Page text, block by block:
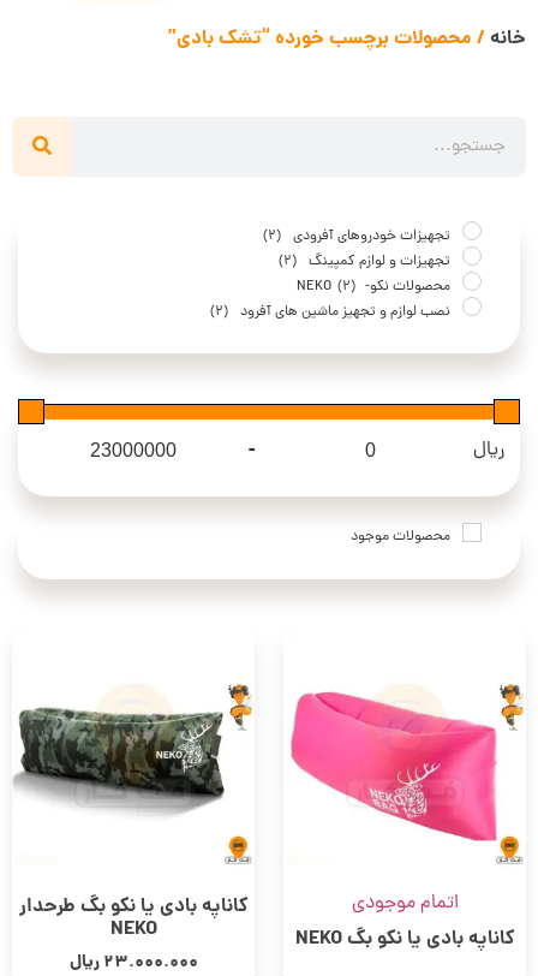
خانه / محصولات برچسب خورده “تشک بادی”
تجهیزات خودروهای آفرودی (2)
تجهیزات و لوازم کمپینگ (2)
محصولات نکو- NEKO (2)
نصب لوازم و تجهیز ماشین های آفرود (2)
ریال Minimum Price
-
Maximum Price
محصولات موجود
اتمام موجودی
کاناپه بادی یا نکو بگ NEKO
کاناپه بادی یا نکو بگ طرحدار
NEKO
23.000.000 ریال